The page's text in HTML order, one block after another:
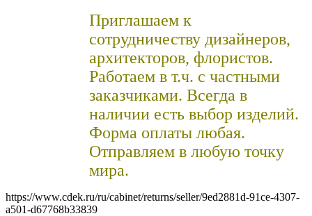
Приглашаем к
сотрудничеству дизайнеров,
архитекторов, флористов.
Работаем в т.ч. с частными
заказчиками. Всегда в
наличии есть выбор изделий.
Форма оплаты любая.
Отправляем в любую точку
мира.
https://www.cdek.ru/ru/cabinet/returns/seller/9ed2881d-91ce-4307-
a501-d67768b33839